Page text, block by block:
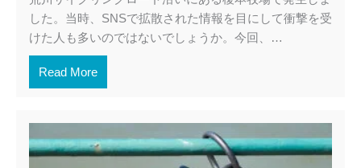
した。当時、SNSで拡散された情報を目にして衝撃を受
けた人も多いのではないでしょうか。今回、…
Read More